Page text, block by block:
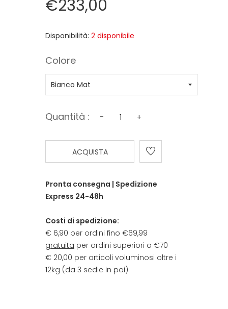
€233,00
Disponibilità: 2 disponibile
Colore
Quantità : - +
ACQUISTA
Pronta consegna | Spedizione
Express 24-48h
Costi di spedizione:
€ 6,90 per ordini fino €69,99
gratuita per ordini superiori a €70
€ 20,00 per articoli voluminosi oltre i
12kg (da 3 sedie in poi)